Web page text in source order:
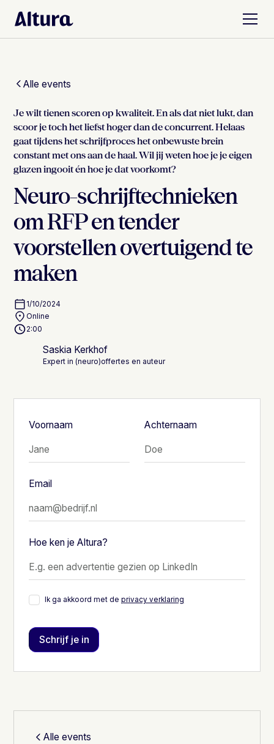
Alle events
Je wilt tienen scoren op kwaliteit. En als dat niet lukt, dan
scoor je toch het liefst hoger dan de concurrent. Helaas
gaat tijdens het schrijfproces het onbewuste brein
constant met ons aan de haal. Wil jij weten hoe je je eigen
glazen ingooit én hoe je dat voorkomt?
Neuro-schrijftechnieken
om RFP en tender
voorstellen overtuigend te
maken
1/10/2024
Online
2:00
Saskia Kerkhof
Expert in (neuro)offertes en auteur
Voornaam Achternaam
Email
Hoe ken je Altura?
Ik ga akkoord met de privacy verklaring
Alle events